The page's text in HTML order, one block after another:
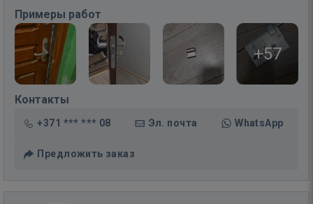
Примеры работ
+57
Контакты
+371 *** *** 08 Эл. почта WhatsApp
Предложить заказ